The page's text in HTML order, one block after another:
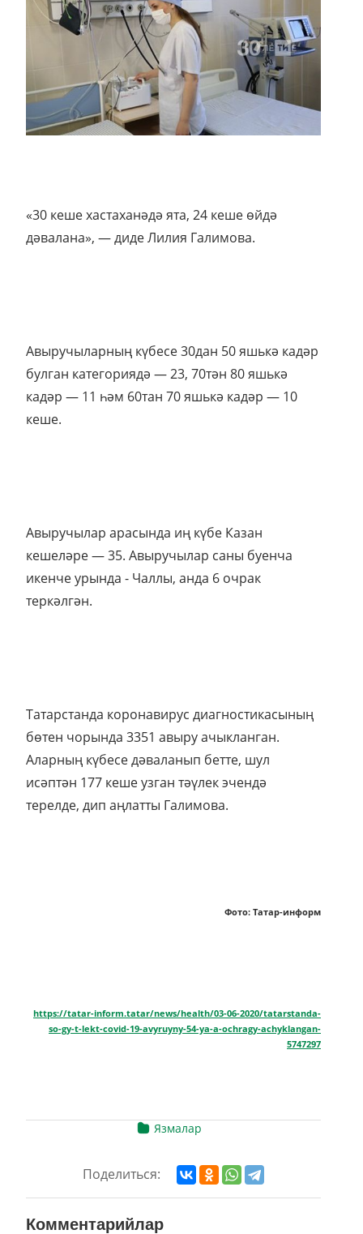
«30 кеше хастаханәдә ята, 24 кеше өйдә
дәвалана», — диде Лилия Галимова.
Авыручыларның күбесе 30дан 50 яшькә кадәр
булган категориядә — 23, 70тән 80 яшькә
кадәр — 11 һәм 60тан 70 яшькә кадәр — 10
кеше.
Авыручылар арасында иң күбе Казан
кешеләре — 35. Авыручылар саны буенча
икенче урында - Чаллы, анда 6 очрак
теркәлгән.
Татарстанда коронавирус диагностикасының
бөтен чорында 3351 авыру ачыкланган.
Аларның күбесе дәваланып бетте, шул
исәптән 177 кеше узган тәүлек эчендә
терелде, дип аңлатты Галимова.
Фото: Татар-информ
https://tatar-inform.tatar/news/health/03-06-2020/tatarstanda-
so-gy-t-lekt-covid-19-avyruyny-54-ya-a-ochragy-achyklangan-
5747297
Язмалар
Поделиться:
Комментарийлар